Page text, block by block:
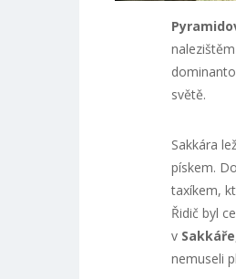
světě.
Sakkára
pískem.
taxíkem,
Řidič byl
v Sakkáře
nemuseli